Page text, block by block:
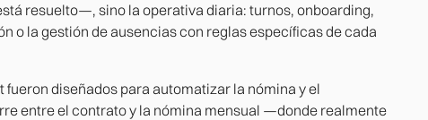
resuelto—, sino la operativa diaria: turnos, onboarding,
o la gestión de ausencias con reglas específicas de cada
fueron diseñados para automatizar la nómina y el
entre el contrato y la nómina mensual —donde realmente